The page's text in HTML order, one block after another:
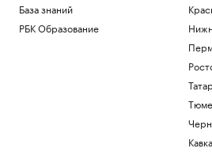
База знаний
РБК Образование